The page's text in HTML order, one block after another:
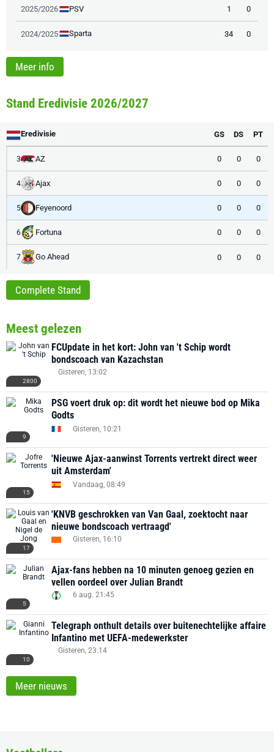
2025/2026 PSV 1 0
2024/2025 Sparta 34 0
Meer info
Stand Eredivisie 2026/2027
Eredivisie GS DS PT
3 AZ 0 0 0
4 Ajax 0 0 0
5 Feyenoord 0 0 0
6 Fortuna 0 0 0
7 Go Ahead 0 0 0
Complete Stand
Meest gelezen
2800
FCUpdate in het kort: John van 't Schip wordt
bondscoach van Kazachstan
Gisteren, 13:02
9
PSG voert druk op: dit wordt het nieuwe bod op Mika
Godts
Gisteren, 10:21
15
'Nieuwe Ajax-aanwinst Torrents vertrekt direct weer
uit Amsterdam'
Vandaag, 08:49
17
'KNVB geschrokken van Van Gaal, zoektocht naar
nieuwe bondscoach vertraagd'
Gisteren, 16:10
5
Ajax-fans hebben na 10 minuten genoeg gezien en
vellen oordeel over Julian Brandt
6 aug. 21:45
10
Telegraph onthult details over buitenechtelijke affaire
Infantino met UEFA-medewerkster
Gisteren, 23:14
Meer nieuws